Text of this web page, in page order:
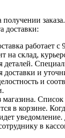
доставки:
работает с
на склад,
деталей.
доставки и
и
Список
в корзине.
уведомление.
в